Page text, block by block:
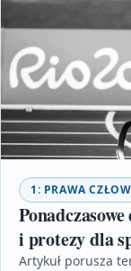
1: PRAWA
i protezy dla
Artykuł porusza